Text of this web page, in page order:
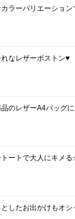
カラーバリエーショ
れなレザーボストン♥
品のレザーA4バッグ
トートで大人にキメ
としたお出かけもオ